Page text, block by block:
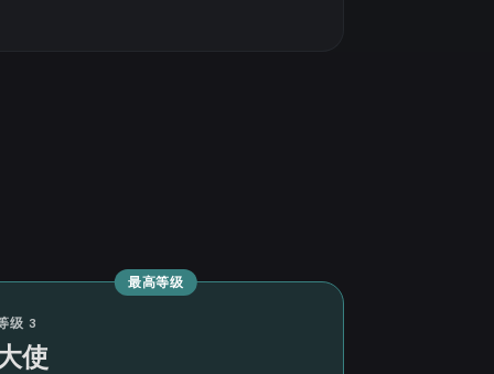
最高等级
级 3
使